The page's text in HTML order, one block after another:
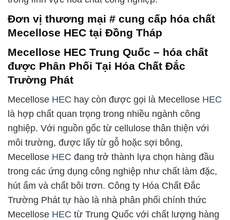
Đơn vị thương mại # cung cấp hóa chất
Mecellose HEC tại Đồng Tháp
Mecellose HEC Trung Quốc – hóa chất
được Phân Phối Tại Hóa Chất Đắc
Trường Phát
Mecellose HEC hay còn được gọi là Mecellose HEC
là hợp chất quan trọng trong nhiều ngành công
nghiệp. Với nguồn gốc từ cellulose thân thiện với
môi trường, được lấy từ gỗ hoặc sợi bông,
Mecellose HEC đang trở thành lựa chọn hàng đầu
trong các ứng dụng công nghiệp như chất làm đặc,
hút ẩm và chất bôi trơn. Công ty Hóa Chất Đắc
Trường Phát tự hào là nhà phân phối chính thức
Mecellose HEC từ Trung Quốc với chất lượng hàng